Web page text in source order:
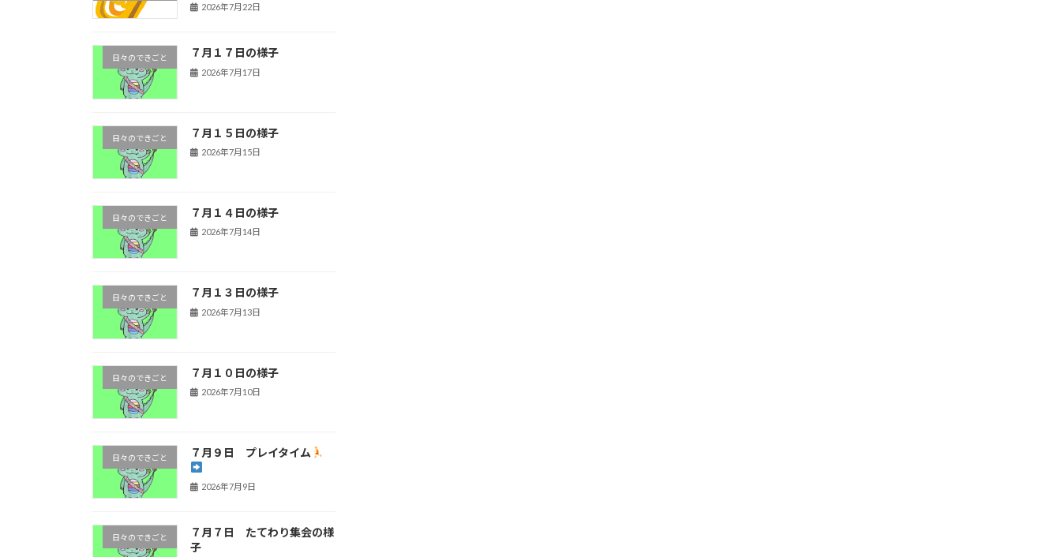
2026年7月22日
日々のできごと ７月１７日の様子
2026年7月17日
日々のできごと ７月１５日の様子
2026年7月15日
日々のできごと ７月１４日の様子
2026年7月14日
日々のできごと ７月１３日の様子
2026年7月13日
日々のできごと ７月１０日の様子
2026年7月10日
日々のできごと ７月９日 プレイタイム
2026年7月9日
日々のできごと
７月７日 たてわり集会の様
子